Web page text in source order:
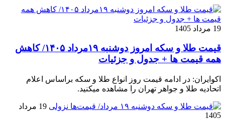
19 مرداد 1405
قیمت طلا و سکه امروز دوشنبه ۱۹مرداد ۱۴۰۵/ کاهش
همه قیمت ها + جدول و جزئیات
اکوایران: در ادامه قیمت روز انواع طلا و سکه براساس اعلام
اتحادیه طلا و جواهر تهران را مشاهده میکنید.
19 مرداد
1405